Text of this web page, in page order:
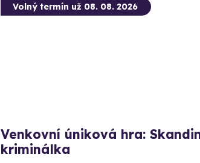
Volný termín už 08. 08. 2026
Venkovní úniková hra:
kriminálka